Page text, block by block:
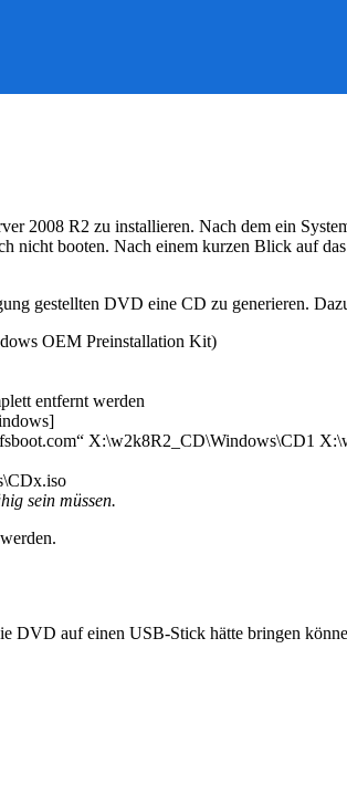
2008 R2 zu installieren. Nach dem ein
booten. Nach einem kurzen Blick auf
gestellten DVD eine CD zu generieren.
OEM Preinstallation Kit)
entfernt werden
X:\w2k8R2_CD\Windows\CD1
sein müssen.
DVD auf einen USB-Stick hätte bringen